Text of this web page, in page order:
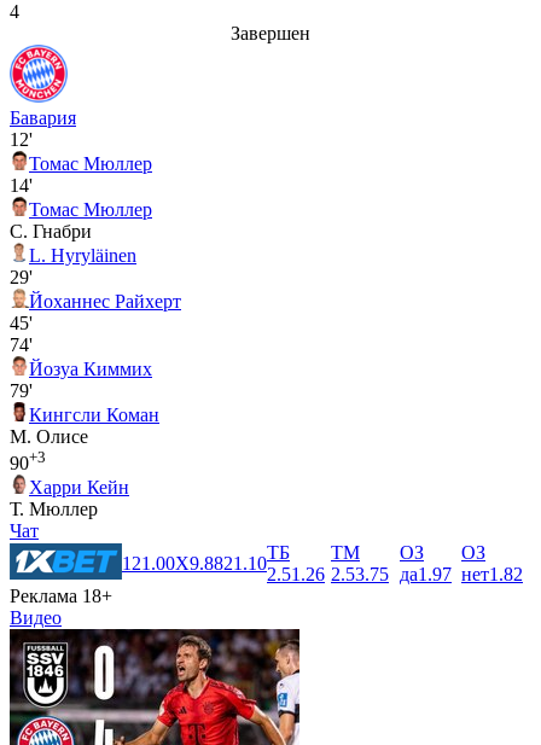
4
Завершен
Бавария
12'
Томас Мюллер
14'
Томас Мюллер
С. Гнабри
L. Hyryläinen
29'
Йоханнес Райхерт
45'
74'
Йозуа Киммих
79'
Кингсли Коман
М. Олисе
90+3
Харри Кейн
Т. Мюллер
Чат
1 21.00X9.8821.10
ТБ
2.51.26
ТМ
2.53.75
ОЗ
да1.97
ОЗ
нет1.82
Реклама 18+
Видео